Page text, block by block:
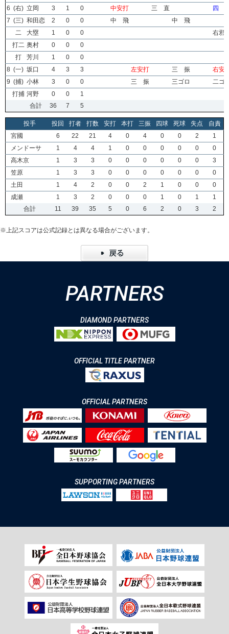
6 (右) 立岡 3 1 0 中安打 三 直
四
7 (三) 和田恋 2 0 0 中 飛
中 飛
二
大塁 1 0 0
右邪
打二 奥村 0 0
0
打
芳川 1 0
0
8 (一) 坂口 4 3 3 左安打 三 振
右安
9 (捕) 小林 3 0 0 三 振 三ゴロ
二ゴ
打捕 河野 0 0
1
合計
36 7 5
投手 投回 打者 打数 安打 本打 三振 四球 死球 失点
自責
宮國
6 22 21 4 0 4 0 0 2
1
メンドーサ
1 4 4 1 0 0 0 0 0
0
高木京
1 3 3 0 0 0 0 0 0
3
笠原
1 3 3 0 0 0 0 0 0
0
土田
1 4 2 0 0 2 1 0 0
0
成瀬
1 3 2 0 0 0 1 0 1
1
合計
11 39 35 5 0 6 2 0 3 2
※上記スコアは公式記録とは異なる場合がございます。
PARTNERS
DIAMOND PARTNERS
OFFICIAL TITLE PARTNER
OFFICIAL PARTNERS
SUPPORTING PARTNERS